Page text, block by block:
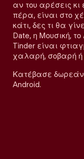
αν του αρέσεις κι
πέρα, είναι στο
κάτι, δες τι θα
Date, η Μουσική,
Tinder είναι
χαλαρή, σοβαρή ή
Κατέβασε δωρεάν
Android.